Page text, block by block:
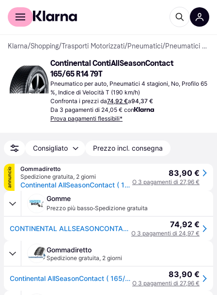
Per il tuo shopping
Klarna/Shopping/Trasporti Motorizzati/Pneumatici/ Pneumatici per auto
Continental ContiAllSeasonContact
165/65 R14 79T
Pneumatico per auto, Pneumatici 4 stagioni, No, Profilo 65
%, Indice di Velocità T (190 km/h)
Confronta i prezzi da74,92 €a94,37 €
Da 3 pagamenti di 24,05 € con
Prova pagamenti flessibili*
Consigliato Prezzo incl. consegna
annuncio
Gommadiretto
Spedizione gratuita, 2 giorni
Continental AllSeasonContact ( 165/65 R14 79T EVc )
83,90 €
O 3 pagamenti di 27,96 €
Gomme
Prezzo più basso·Spedizione gratuita
CONTINENTAL ALLSEASONCONTACT 165/65 R14 79T Tutte le stagioni 74,92 €
O 3 pagamenti di 24,97 €
Gommadiretto
Spedizione gratuita, 2 giorni
Continental AllSeasonContact ( 165/65 R14 79T EVc ) 83,90 €
O 3 pagamenti di 27,96 €